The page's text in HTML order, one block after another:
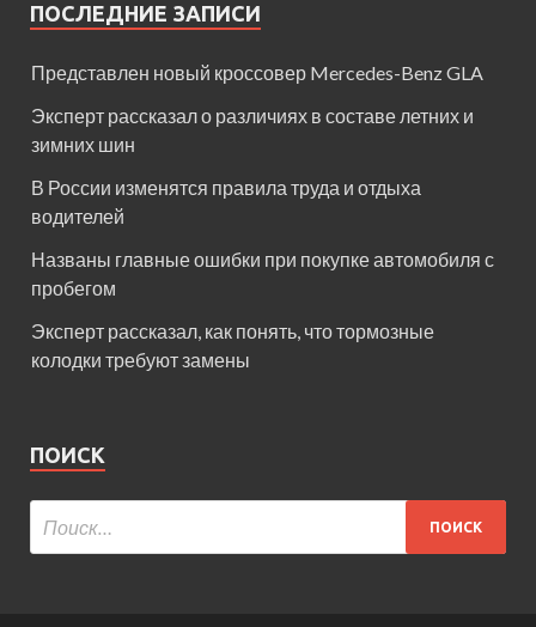
ПОСЛЕДНИЕ ЗАПИСИ
Представлен новый кроссовер Mercedes-Benz GLA
Эксперт рассказал о различиях в составе летних и
зимних шин
В России изменятся правила труда и отдыха
водителей
Названы главные ошибки при покупке автомобиля с
пробегом
Эксперт рассказал, как понять, что тормозные
колодки требуют замены
ПОИСК